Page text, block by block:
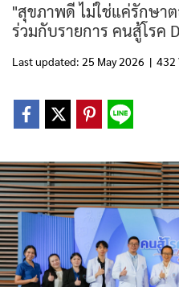
"สุขภาพดี ไม่ใช่แค่รักษ
ร่วมกับรายการ คนสู้โรค
Last updated: 25 May 2026 | 432